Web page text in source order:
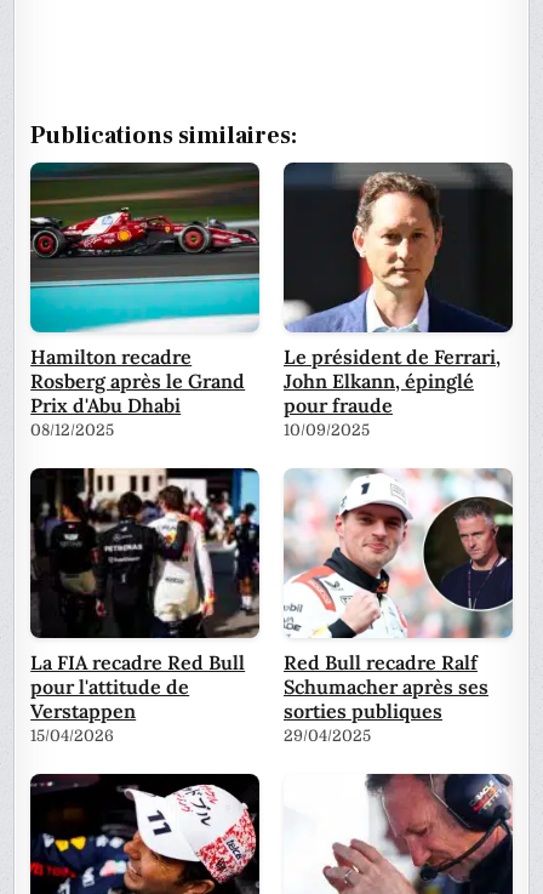
Publications similaires:
Hamilton recadre
Rosberg après le Grand
Prix d'Abu Dhabi
08/12/2025
Le président de Ferrari,
John Elkann, épinglé
pour fraude
10/09/2025
La FIA recadre Red Bull
pour l'attitude de
Verstappen
15/04/2026
Red Bull recadre Ralf
Schumacher après ses
sorties publiques
29/04/2025